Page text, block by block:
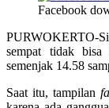
Facebook
PURWOKERTO-
sempat tidak
semenjak 14.58
Saat itu, tampilan